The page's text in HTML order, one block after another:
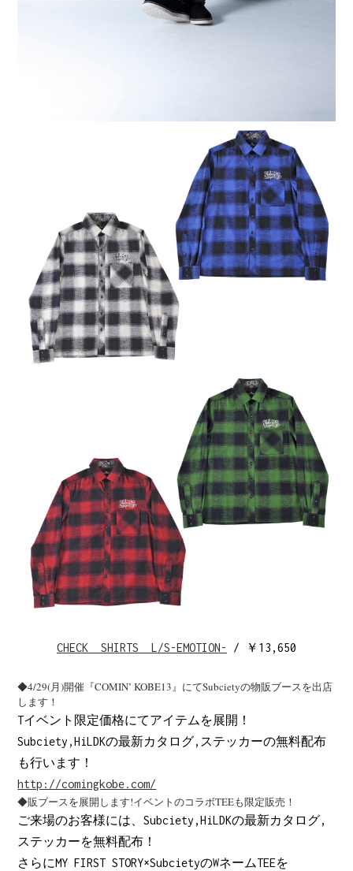
CHECK SHIRTS L/S-EMOTION- / ￥13,650
◆4/29(月)開催『COMIN’ KOBE13』にてSubcietyの物販ブースを出店
します！
Tイベント限定価格にてアイテムを展開！
Subciety,HiLDKの最新カタログ,ステッカーの無料配布
も行います！
http://comingkobe.com/
◆販ブースを展開します!イベントのコラボTEEも限定販売！
ご来場のお客様には、Subciety,HiLDKの最新カタログ,
ステッカーを無料配布！
さらにMY FIRST STORY×SubcietyのWネームTEEを